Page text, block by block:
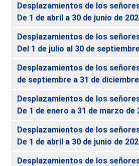
Desplazamientos de los
De 1 de abril a 30 de junio de
Desplazamientos de los
Del 1 de julio al 30 de
Desplazamientos de los
de septiembre a 31 de
Desplazamientos de los
De 1 de enero a 31 de marzo de
Desplazamientos de los
De 1 de abril a 30 de junio de
Desplazamientos de los